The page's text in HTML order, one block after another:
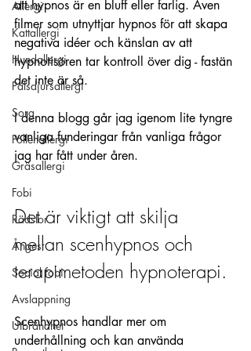
Allergi
Kattallergi
Hundallergi
Pälsdjursallergi
Sorg
Pollenallergi
Gräsallergi
Fobi
Rädslor
Ångest
Social fobi
Avslappning
Utbrändhet
att hypnos är en bluff eller farlig. Även
filmer som utnyttjar hypnos för att skapa
negativa idéer och känslan av att
hypnotisören tar kontroll över dig - fastän
det inte är så.
I denna blogg går jag igenom lite tyngre
vanliga funderingar från vanliga frågor
jag har fått under åren.
Det är viktigt att skilja
mellan scenhypnos och
terapimetoden hypnoterapi.
Scenhypnos handlar mer om
underhållning och kan använda